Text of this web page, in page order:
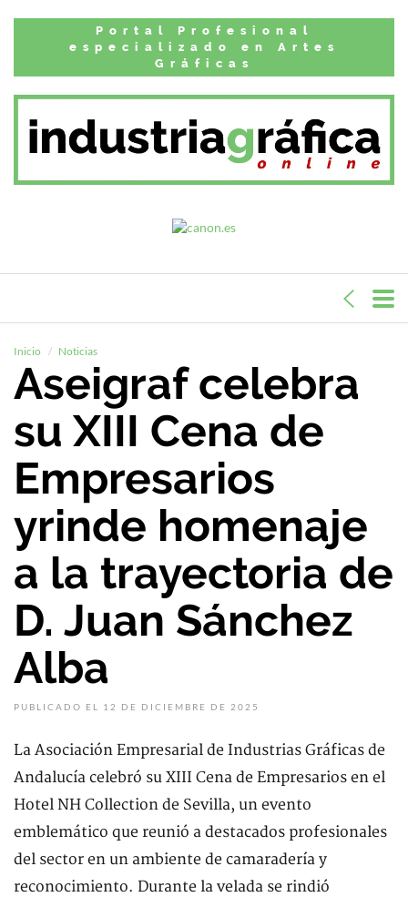
Portal Profesional
especializado en Artes
Gráficas
Inicio Noticias
Aseigraf celebra
su XIII Cena de
Empresarios
yrinde homenaje
a la trayectoria de
D. Juan Sánchez
Alba
PUBLICADO EL 12 DE DICIEMBRE DE 2025
La Asociación Empresarial de Industrias Gráficas de
Andalucía celebró su XIII Cena de Empresarios en el
Hotel NH Collection de Sevilla, un evento
emblemático que reunió a destacados profesionales
del sector en un ambiente de camaradería y
reconocimiento. Durante la velada se rindió